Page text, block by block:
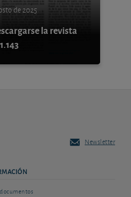
de 2025
la revista
Newsletter